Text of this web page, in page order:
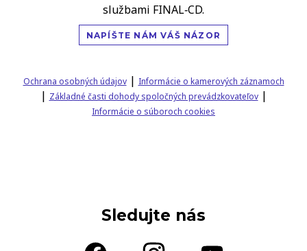
službami FINAL‑CD.
NAPÍŠTE NÁM VÁŠ NÁZOR
Ochrana osobných údajov| Informácie o kamerových záznamoch
| Základné časti dohody spoločných prevádzkovateľov|
Informácie o súboroch cookies
Sledujte nás